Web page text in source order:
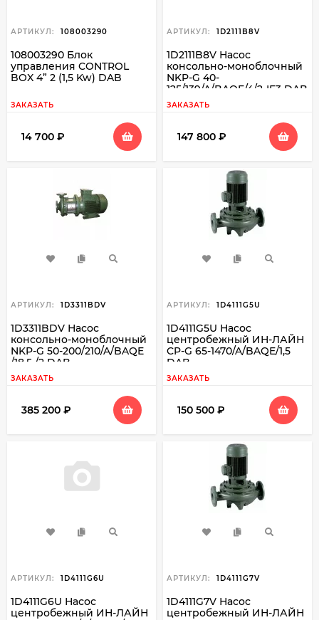
АРТИКУЛ: 108003290
108003290 Блок
управления CONTROL
BOX 4” 2 (1,5 Kw) DAB
ЗАКАЗАТЬ
14 700 ₽
АРТИКУЛ: 1D2111B8V
1D2111B8V Насос
консольно-моноблочный
NKP-G 40-
125/139/A/BAQE/4/2-IE3 DAB
ЗАКАЗАТЬ
147 800 ₽
АРТИКУЛ: 1D3311BDV
1D3311BDV Насос
консольно-моноблочный
NKP-G 50-200/210/A/BAQE
/18,5 /2 DAB
ЗАКАЗАТЬ
385 200 ₽
АРТИКУЛ: 1D4111G5U
1D4111G5U Насос
центробежный ИН-ЛАЙН
CP-G 65-1470/A/BAQE/1,5
DAB
ЗАКАЗАТЬ
150 500 ₽
АРТИКУЛ: 1D4111G6U
1D4111G6U Насос
центробежный ИН-ЛАЙН
АРТИКУЛ: 1D4111G7V
1D4111G7V Насос
центробежный ИН-ЛАЙН